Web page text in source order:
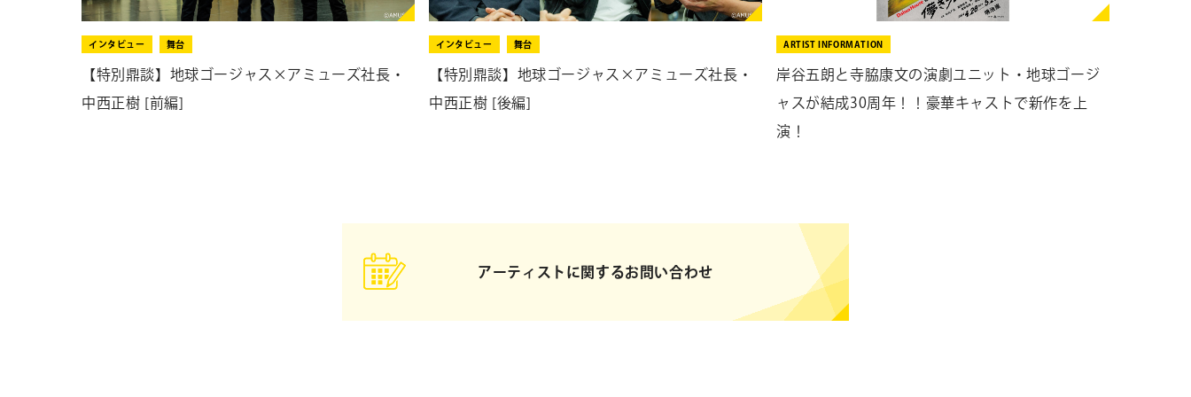
インタビュー 舞台
【特別鼎談】地球ゴージャス×アミューズ社長・
中西正樹 [前編]
インタビュー 舞台
【特別鼎談】地球ゴージャス×アミューズ社長・
中西正樹 [後編]
ARTIST INFORMATION
岸谷五朗と寺脇康文の演劇ユニット・地球ゴージ
ャスが結成30周年！！豪華キャストで新作を上
演！
アーティストに関するお問い合わせ